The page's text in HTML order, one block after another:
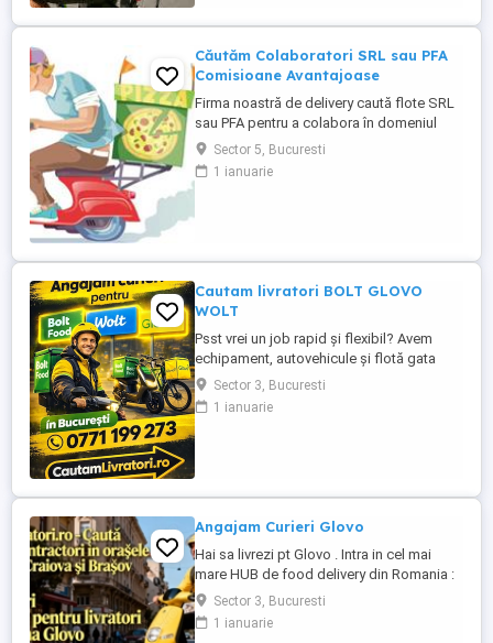
Căutăm Colaboratori SRL sau PFA
Comisioane Avantajoase
Firma noastră de delivery caută flote SRL
sau PFA pentru a colabora în domeniul
livrărilor. Oferim comisioane atractive
începând de la 3,5%, în funcție de
performanță. De asemenea, punem la
Sector 5, Bucuresti
1 ianuarie
Cautam livratori BOLT GLOVO
WOLT
Psst vrei un job rapid și flexibil? Avem
echipament, autovehicule și flotă gata
pentru angajare imediată. Prin
cautamlivratori.ro poți lucra pe: Bolt Food
Wolt Glovo Ce îți oferim: Scutere și
Sector 3, Bucuresti
1 ianuarie
Angajam Curieri Glovo
Hai sa livrezi pt Glovo . Intra in cel mai
mare HUB de food delivery din Romania :
cautamlivratori.ro comision 10 % sau 3,5 %
pt PFA sau SRL Detinem Flota de vehicule
propie , service Oferim suport real. Te
Sector 3, Bucuresti
1 ianuarie